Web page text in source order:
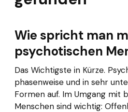
Wie spricht man
psychotischen
Das Wichtigste in Kürze.
phasenweise und in sehr
Formen auf. Im Umgang mit
Menschen sind wichtig: